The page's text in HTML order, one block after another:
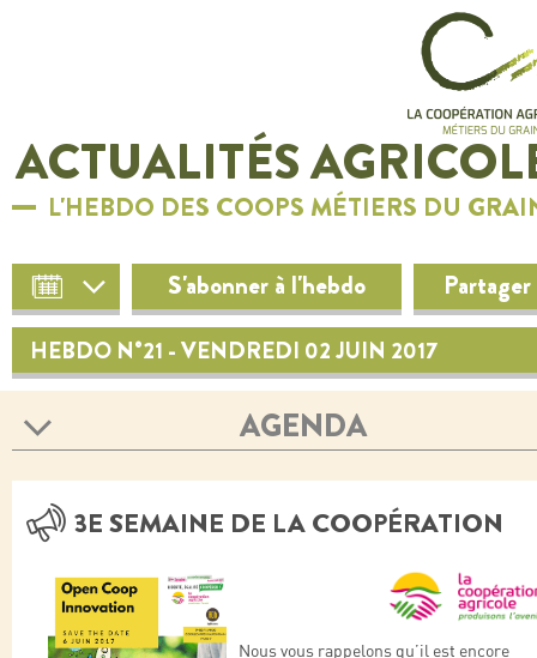
ACTUALITÉS
L'HEBDO DES COOPS MÉTIERS DU
S'abonner à l'hebdo Partager
HEBDO N°21 - VENDREDI 02 JUIN 2017
AGENDA
3E SEMAINE DE LA COOPÉRATION
Nous vous rappelons qu’il est encore